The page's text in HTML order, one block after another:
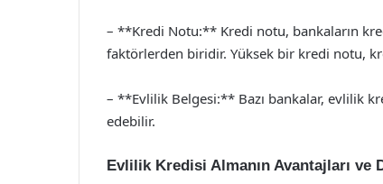
– **Kredi Notu:** Kredi notu, bankaların
faktörlerden biridir. Yüksek bir kredi notu,
– **Evlilik Belgesi:** Bazı bankalar, evlilik
edebilir.
Evlilik Kredisi Almanın Avantajları ve